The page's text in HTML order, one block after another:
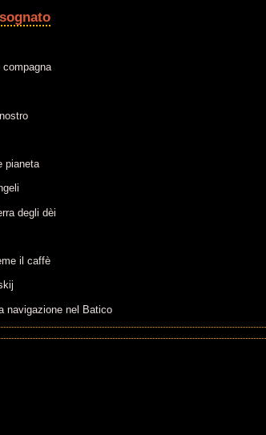
pianeta
degli dèi
il caffè
navigazione nel Batico